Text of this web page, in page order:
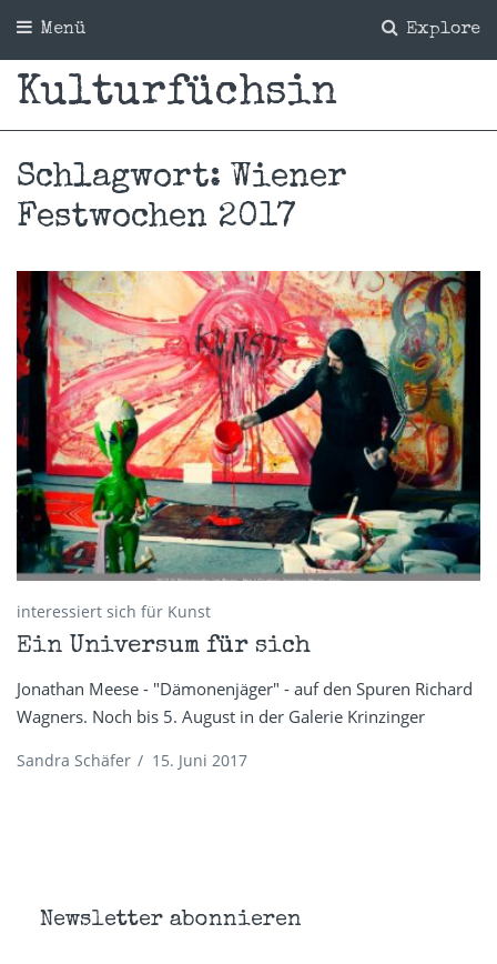
Explore
Menü
Kulturfüchsin
Schlagwort: Wiener
Festwochen 2017
interessiert sich für Kunst
Ein Universum für sich
Jonathan Meese - "Dämonenjäger" - auf den Spuren Richard
Wagners. Noch bis 5. August in der Galerie Krinzinger
Sandra Schäfer / 15. Juni 2017
Newsletter abonnieren